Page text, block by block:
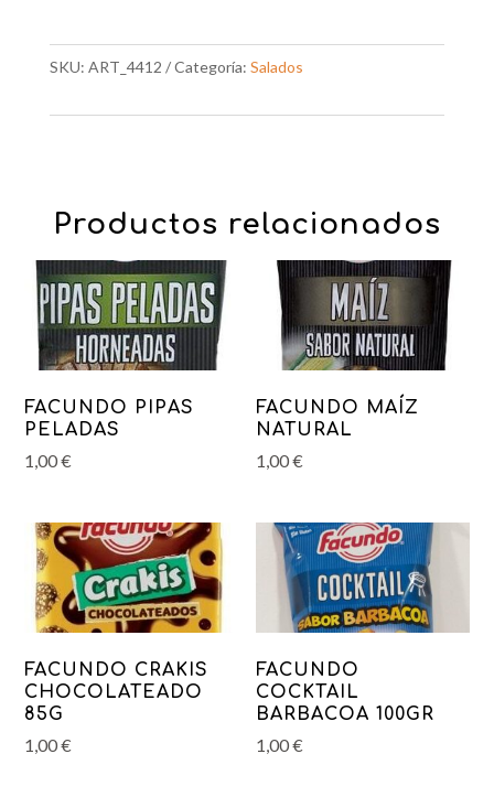
SKU: ART_4412 Categoría: Salados
Productos relacionados
FACUNDO PIPAS
PELADAS
1,00€
FACUNDO MAÍZ
NATURAL
1,00€
FACUNDO CRAKIS
CHOCOLATEADO
85G
1,00€
FACUNDO
COCKTAIL
BARBACOA 100GR
1,00€